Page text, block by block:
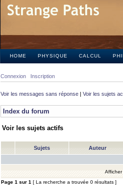
HOME PHYSIQUE CALCUL
Connexion Inscription
Voir les messages sans réponse | Voir les sujets
Index du forum
Voir les sujets actifs
Sujets Auteur
Page 1 sur 1 [ La recherche a trouvée 0 résultats ]